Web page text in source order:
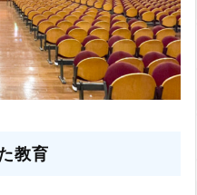
教育